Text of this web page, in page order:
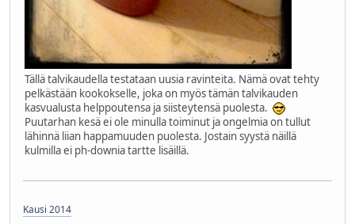
Tällä talvikaudella testataan uusia ravinteita. Nämä ovat tehty
pelkästään kookokselle, joka on myös tämän talvikauden
kasvualusta helppoutensa ja siisteytensä puolesta.
Puutarhan kesä ei ole minulla toiminut ja ongelmia on tullut
lähinnä liian happamuuden puolesta. Jostain syystä näillä
kulmilla ei ph-downia tartte lisäillä.
Kausi 2014